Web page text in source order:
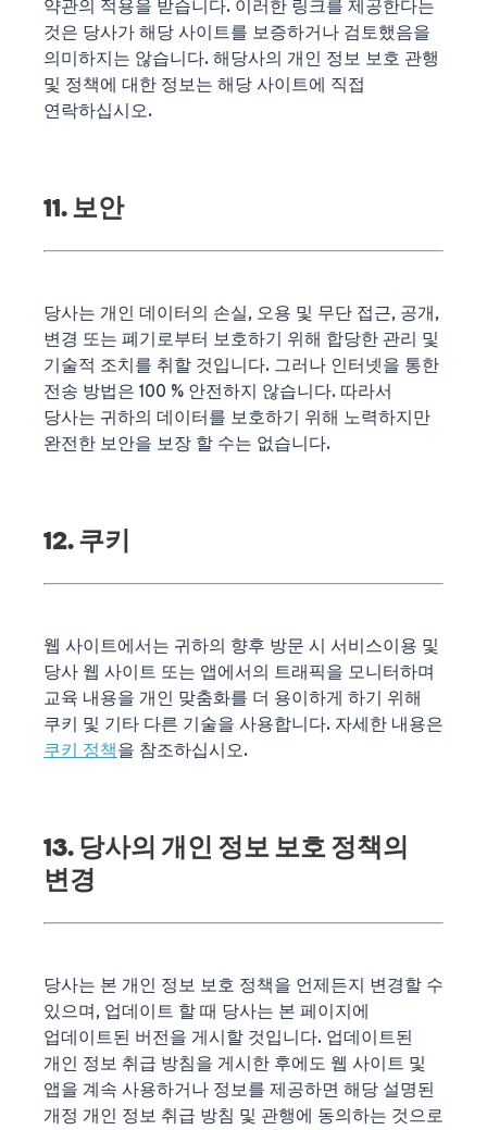
약관의 적용을 받습니다. 이러한 링크를 제공한다는
것은 당사가 해당 사이트를 보증하거나 검토했음을
의미하지는 않습니다. 해당사의 개인 정보 보호 관행
및 정책에 대한 정보는 해당 사이트에 직접
연락하십시오.
11. 보안
당사는 개인 데이터의 손실, 오용 및 무단 접근, 공개,
변경 또는 폐기로부터 보호하기 위해 합당한 관리 및
기술적 조치를 취할 것입니다. 그러나 인터넷을 통한
전송 방법은 100 % 안전하지 않습니다. 따라서
당사는 귀하의 데이터를 보호하기 위해 노력하지만
완전한 보안을 보장 할 수는 없습니다.
12. 쿠키
웹 사이트에서는 귀하의 향후 방문 시 서비스이용 및
당사 웹 사이트 또는 앱에서의 트래픽을 모니터하며
교육 내용을 개인 맞춤화를 더 용이하게 하기 위해
쿠키 및 기타 다른 기술을 사용합니다. 자세한 내용은
쿠키 정책을 참조하십시오.
13. 당사의 개인 정보 보호 정책의
변경
당사는 본 개인 정보 보호 정책을 언제든지 변경할 수
있으며, 업데이트 할 때 당사는 본 페이지에
업데이트된 버전을 게시할 것입니다. 업데이트된
개인 정보 취급 방침을 게시한 후에도 웹 사이트 및
앱을 계속 사용하거나 정보를 제공하면 해당 설명된
개정 개인 정보 취급 방침 및 관행에 동의하는 것으로